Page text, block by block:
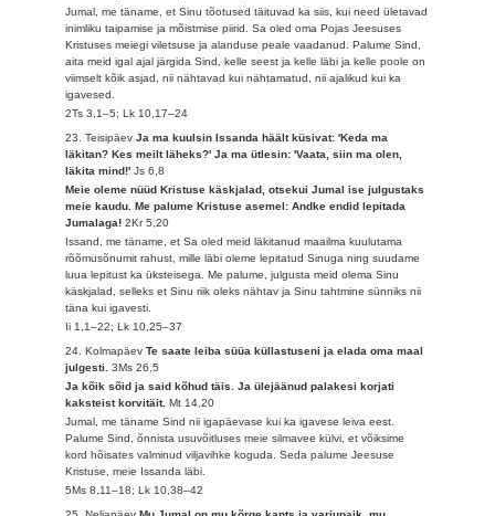
Jumal, me täname, et Sinu tõotused täituvad ka siis, kui need ületavad
inimliku taipamise ja mõistmise piirid. Sa oled oma Pojas Jeesuses
Kristuses meiegi viletsuse ja alanduse peale vaadanud. Palume Sind,
aita meid igal ajal järgida Sind, kelle seest ja kelle läbi ja kelle poole on
viimselt kõik asjad, nii nähtavad kui nähtamatud, nii ajalikud kui ka
igavesed.
2Ts 3,1–5; Lk 10,17–24
23. TeisipäevJa ma kuulsin Issanda häält küsivat: 'Keda ma
läkitan? Kes meilt läheks?' Ja ma ütlesin: 'Vaata, siin ma olen,
läkita mind!'Js 6,8
Meie oleme nüüd Kristuse käskjalad, otsekui Jumal ise julgustaks
meie kaudu. Me palume Kristuse asemel: Andke endid lepitada
Jumalaga!2Kr 5,20
Issand, me täname, et Sa oled meid läkitanud maailma kuulutama
rõõmusõnumit rahust, mille läbi oleme lepitatud Sinuga ning suudame
luua lepitust ka üksteisega. Me palume, julgusta meid olema Sinu
käskjalad, selleks et Sinu riik oleks nähtav ja Sinu tahtmine sünniks nii
täna kui igavesti.
Ii 1,1–22; Lk 10,25–37
24. KolmapäevTe saate leiba süüa küllastuseni ja elada oma maal
julgesti.3Ms 26,5
Ja kõik sõid ja said kõhud täis. Ja ülejäänud palakesi korjati
kaksteist korvitäit.Mt 14,20
Jumal, me täname Sind nii igapäevase kui ka igavese leiva eest.
Palume Sind, õnnista usuvõitluses meie silmavee külvi, et võiksime
kord hõisates valminud viljavihke koguda. Seda palume Jeesuse
Kristuse, meie Issanda läbi.
5Ms 8,11–18; Lk 10,38–42